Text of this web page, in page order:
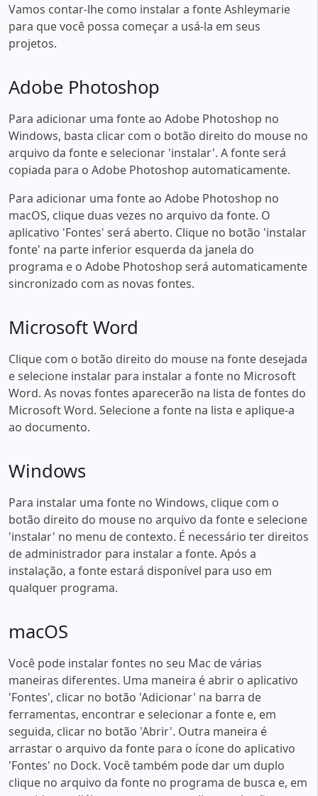
Vamos contar-lhe como instalar a fonte Ashleymarie
para que você possa começar a usá-la em seus
projetos.
Adobe Photoshop
Para adicionar uma fonte ao Adobe Photoshop no
Windows, basta clicar com o botão direito do mouse no
arquivo da fonte e selecionar 'instalar'. A fonte será
copiada para o Adobe Photoshop automaticamente.
Para adicionar uma fonte ao Adobe Photoshop no
macOS, clique duas vezes no arquivo da fonte. O
aplicativo 'Fontes' será aberto. Clique no botão 'instalar
fonte' na parte inferior esquerda da janela do
programa e o Adobe Photoshop será automaticamente
sincronizado com as novas fontes.
Microsoft Word
Clique com o botão direito do mouse na fonte desejada
e selecione instalar para instalar a fonte no Microsoft
Word. As novas fontes aparecerão na lista de fontes do
Microsoft Word. Selecione a fonte na lista e aplique-a
ao documento.
Windows
Para instalar uma fonte no Windows, clique com o
botão direito do mouse no arquivo da fonte e selecione
'instalar' no menu de contexto. É necessário ter direitos
de administrador para instalar a fonte. Após a
instalação, a fonte estará disponível para uso em
qualquer programa.
macOS
Você pode instalar fontes no seu Mac de várias
maneiras diferentes. Uma maneira é abrir o aplicativo
'Fontes', clicar no botão 'Adicionar' na barra de
ferramentas, encontrar e selecionar a fonte e, em
seguida, clicar no botão 'Abrir'. Outra maneira é
arrastar o arquivo da fonte para o ícone do aplicativo
'Fontes' no Dock. Você também pode dar um duplo
clique no arquivo da fonte no programa de busca e, em